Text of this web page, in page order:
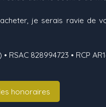
je serais ravie de
828994723 • RCP
honoraires